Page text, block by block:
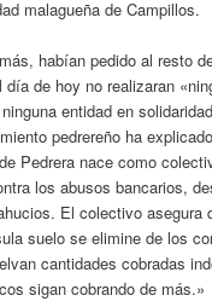
malagueña de Campillos.
habían pedido al resto
día de hoy no realizaran
entidad en
pedrereño ha
Pedrera nace como
los abusos bancarios,
El colectivo asegura
suelo se elimine de los
cantidades cobradas
sigan cobrando de más.»